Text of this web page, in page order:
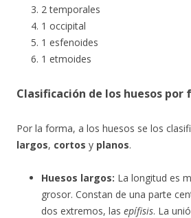
2 temporales
1 occipital
1 esfenoides
1 etmoides
Clasificación de los huesos por
Por la forma, a los huesos se los
largos, cortos y planos.
Huesos largos: La longitud es
grosor. Constan de una parte
dos extremos, las epífisis. La